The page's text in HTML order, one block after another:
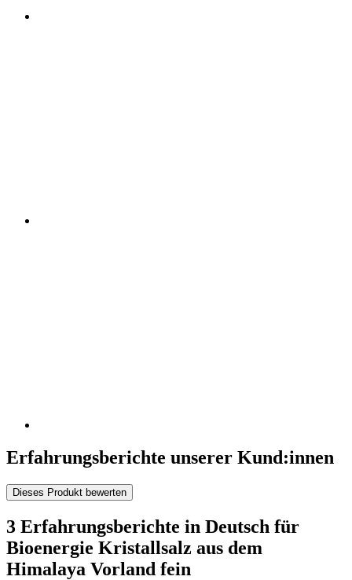
Erfahrungsberichte unserer Kund:innen
Dieses Produkt bewerten
3 Erfahrungsberichte in Deutsch für
Bioenergie Kristallsalz aus dem
Himalaya Vorland fein